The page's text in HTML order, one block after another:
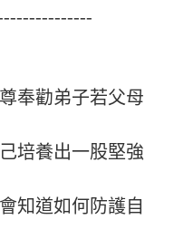
奉勸弟子若父母
培養出一股堅強
知道如何防護自